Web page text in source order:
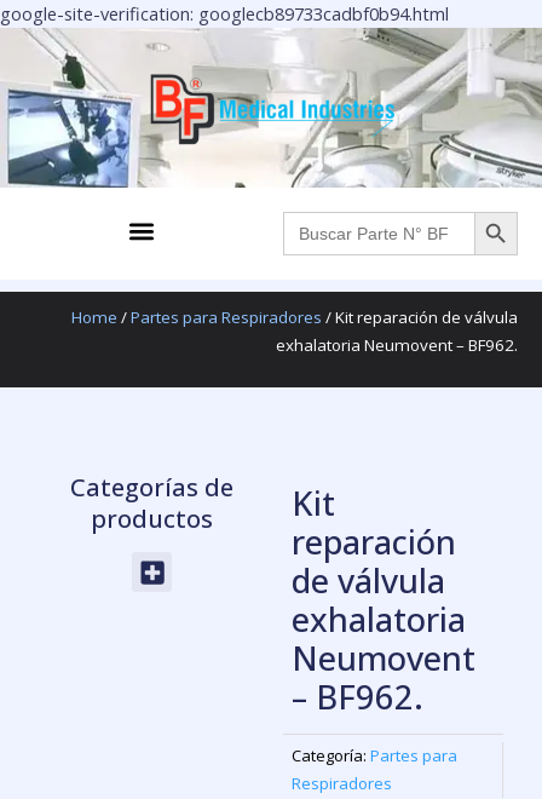
google-site-verification: googlecb89733cadbf0b94.html
al
contenido
Menu Buscar: BOTÓN DE
Home /Partes para Respiradores / Kit reparación de válvula
exhalatoria Neumovent – BF962.
Categorías de
productos
Menu
Kit
reparación
de válvula
exhalatoria
Neumovent
– BF962.
Categoría: Partes para
Respiradores